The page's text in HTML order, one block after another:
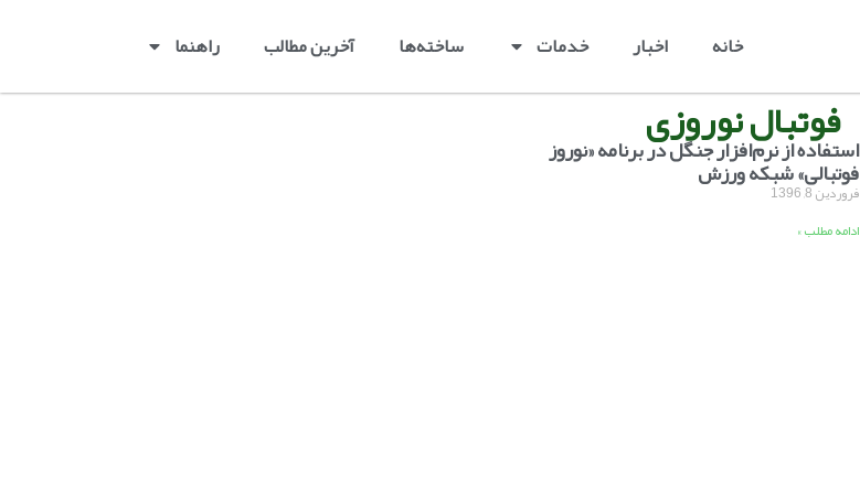
خانه اخبار خدمات ساخته‌ها آخرین مطالب راهنما
فوتبال نوروزی
استفاده از نرم‌افزار جنگل در برنامه «نوروز
فوتبالی» شبکه ورزش
فروردین 8, 1396
ادامه مطلب »